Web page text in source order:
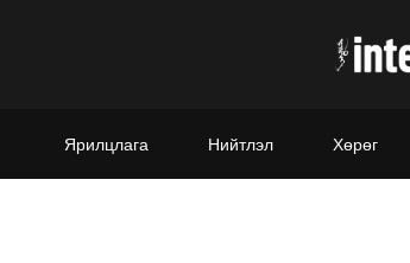
Ярилцлага Нийтлэл Хөрөг